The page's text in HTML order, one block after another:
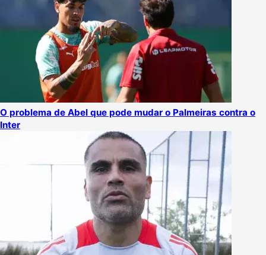
O problema de Abel que pode mudar o Palmeiras contra o
Inter